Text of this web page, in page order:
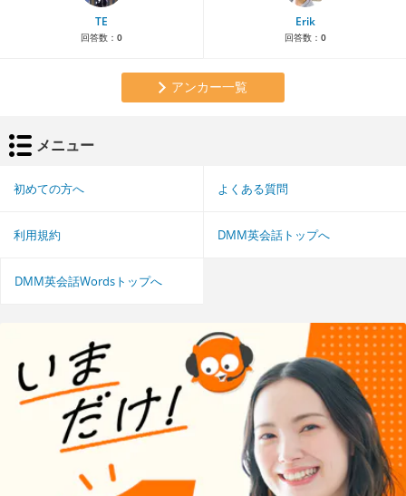
TE
回答数： 0
Erik
回答数： 0
アンカー一覧
メニュー
初めての方へ よくある質問
利用規約 DMM英会話トップへ
DMM英会話Wordsトップへ